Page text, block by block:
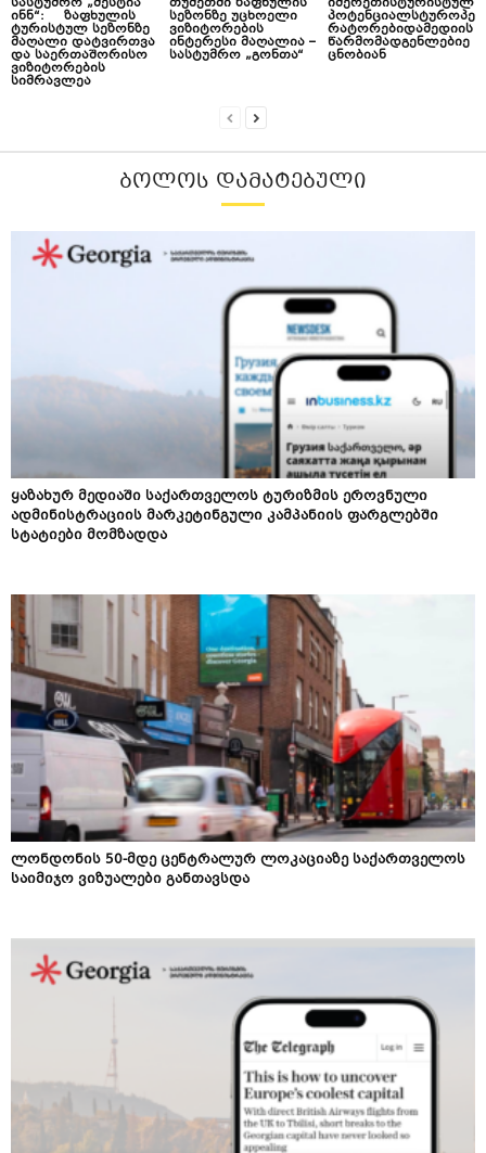
სასტუმრო „მესტია
ინნ“: ზაფხულის
ტურისტულ სეზონზე
მაღალი დატვირთვა
და საერთაშორისო
ვიზიტორების
სიმრავლეა
თუშეთში ზაფხულის
სეზონზე უცხოელი
ვიზიტორების
ინტერესი მაღალია –
სასტუმრო „გონთა“
იმერეთისტურისტულ
პოტენციალსტუროპე
რატორებიდამედიის
წარმომადგენლებიე
ცნობიან
ᲑᲝᲚᲝᲡ ᲓᲐᲛᲐᲢᲔᲑᲣᲚᲘ
ყაზახურ მედიაში საქართველოს ტურიზმის ეროვნული
ადმინისტრაციის მარკეტინგული კამპანიის ფარგლებში
სტატიები მომზადდა
ლონდონის 50-მდე ცენტრალურ ლოკაციაზე საქართველოს
საიმიჯო ვიზუალები განთავსდა